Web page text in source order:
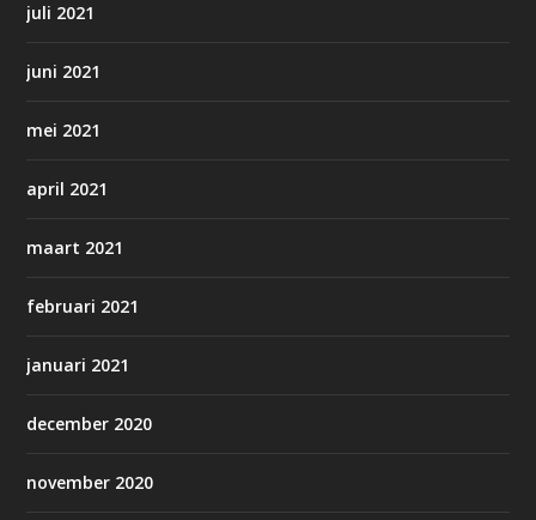
juli 2021
juni 2021
mei 2021
april 2021
maart 2021
februari 2021
januari 2021
december 2020
november 2020